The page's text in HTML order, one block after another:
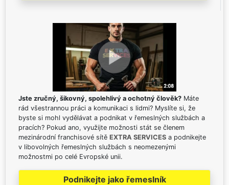
Jste zručný, šikovný, spolehlivý a ochotný člověk? Máte
rád všestrannou práci a komunikaci s lidmi? Myslíte si, že
byste si mohl vydělávat a podnikat v řemeslných službách a
pracích? Pokud ano, využijte možnosti stát se členem
mezinárodní franchisové sítě EXTRA SERVICES a podnikejte
v libovolných řemeslných službách s neomezenými
možnostmi po celé Evropské unii.
Podnikejte jako řemeslník